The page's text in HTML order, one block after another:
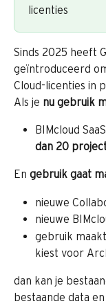
licenties
Sinds 2025 heeft
geïntroduceerd
Cloud-licenties in
Als je nu gebruik
BIMcloud
dan 20
En gebruik gaat
nieuwe
nieuwe
gebruik
kiest voor
dan kan je
bestaande data